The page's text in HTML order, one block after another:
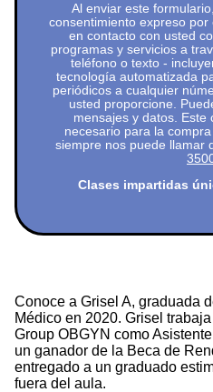
Al enviar este
consentimiento expreso
en contacto con usted
programas y servicios a
teléfono o texto -
tecnología automatizada
periódicos a cualquier
usted proporcione.
mensajes y datos. Este
necesario para la
siempre nos puede llamar
Clases impartidas
Conoce a Grisel A, graduada
Médico en 2020. Grisel
Group OBGYN como
un ganador de la Beca de
entregado a un graduado
fuera del aula.